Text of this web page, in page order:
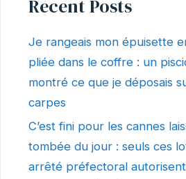
Recent Posts
Je rangeais mon épuisette
pliée dans le coffre : un
montré ce que je déposais
carpes
C’est fini pour les cannes
tombée du jour : seuls ces
arrêté préfectoral